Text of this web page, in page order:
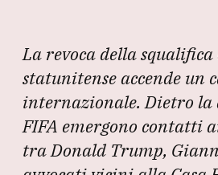
La revoca della squalifica
statunitense accende un
internazionale. Dietro la
FIFA emergono contatti
tra Donald Trump,